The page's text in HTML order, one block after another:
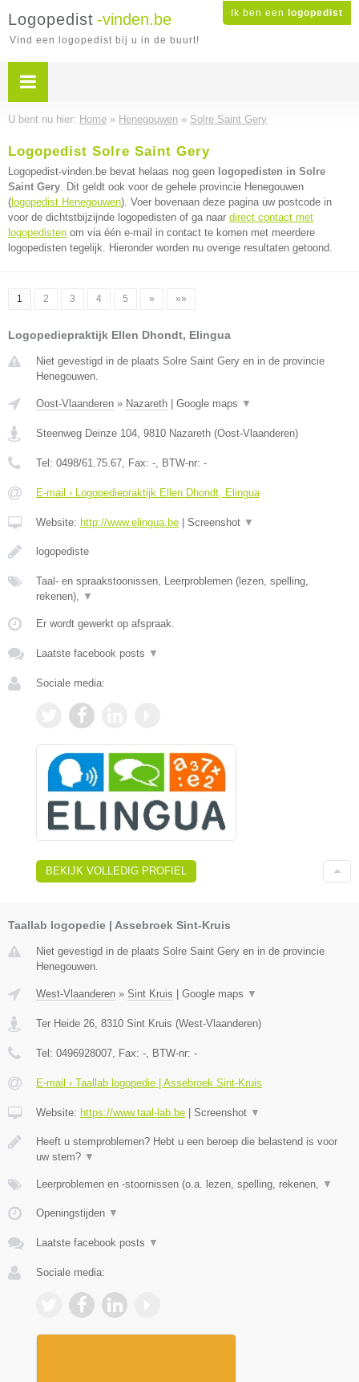
Ik ben een logopedist
Logopedist -vinden.be
Vind een logopedist bij u in de buurt!
U bent nu hier: Home » Henegouwen » Solre Saint Gery
Logopedist Solre Saint Gery
Logopedist-vinden.be bevat helaas nog geen logopedisten in Solre
Saint Gery. Dit geldt ook voor de gehele provincie Henegouwen
( logopedist Henegouwen). Voer bovenaan deze pagina uw postcode in
voor de dichtstbijzijnde logopedisten of ga naar direct contact met
logopedisten om via één e-mail in contact te komen met meerdere
logopedisten tegelijk. Hieronder worden nu overige resultaten getoond.
1 2 3 4 5 » »»
Logopediepraktijk Ellen Dhondt, Elingua
Niet gevestigd in de plaats Solre Saint Gery en in de provincie
Henegouwen.
Oost-Vlaanderen » Nazareth Google maps ▼
Steenweg Deinze 104, 9810 Nazareth (Oost-Vlaanderen)
Tel: 0498/61.75.67, Fax: -, BTW-nr: -
E-mail › Logopediepraktijk Ellen Dhondt, Elingua
Website: http://www.elingua.be Screenshot ▼
logopediste
Taal- en spraakstoonissen, Leerproblemen (lezen, spelling,
rekenen), ▼
Er wordt gewerkt op afspraak.
Laatste facebook posts ▼
Sociale media:
BEKIJK VOLLEDIG PROFIEL
Taallab logopedie | Assebroek Sint-Kruis
Niet gevestigd in de plaats Solre Saint Gery en in de provincie
Henegouwen.
West-Vlaanderen » Sint Kruis Google maps ▼
Ter Heide 26, 8310 Sint Kruis (West-Vlaanderen)
Tel: 0496928007, Fax: -, BTW-nr: -
E-mail › Taallab logopedie | Assebroek Sint-Kruis
Website: https://www.taal-lab.be Screenshot ▼
Heeft u stemproblemen? Hebt u een beroep die belastend is voor
uw stem? ▼
Leerproblemen en -stoornissen (o.a. lezen, spelling, rekenen, ▼
Openingstijden ▼
Laatste facebook posts ▼
Sociale media: